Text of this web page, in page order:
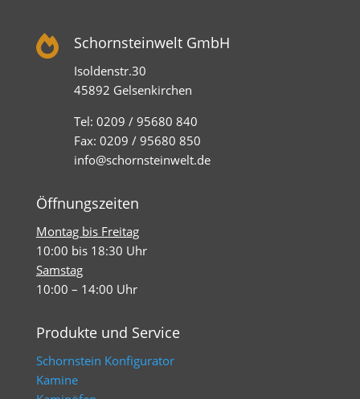
 Schornsteinwelt GmbH
Isoldenstr.30
45892 Gelsenkirchen
Tel: 0209 / 95680 840
Fax: 0209 / 95680 850
info@schornsteinwelt.de
Öffnungszeiten
Montag bis Freitag
10:00 bis 18:30 Uhr
Samstag
10:00 – 14:00 Uhr
Produkte und Service
Schornstein Konfigurator
Kamine